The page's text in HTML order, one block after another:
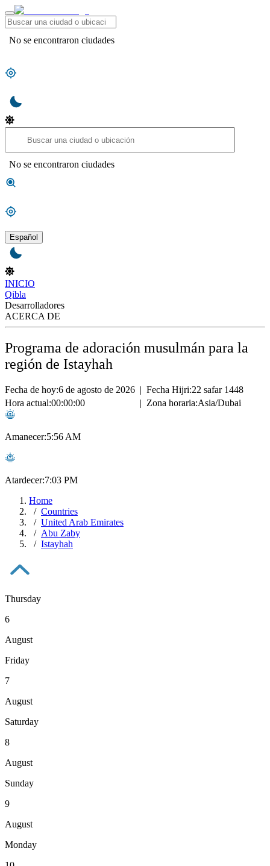
No se encontraron ciudades
No se encontraron ciudades
Español
INICIO
Qibla
Desarrolladores
ACERCA DE
Programa de adoración musulmán para la
región de Istayhah
Fecha de hoy:6 de agosto de 2026 | Fecha Hijri:22 safar 1448
Hora actual:00:00:00 | Zona horaria:Asia/Dubai
Amanecer:5:56 AM
Atardecer:7:03 PM
Home
Countries
United Arab Emirates
Abu Zaby
Istayhah
Thursday
6
August
Friday
7
August
Saturday
8
August
Sunday
9
August
Monday